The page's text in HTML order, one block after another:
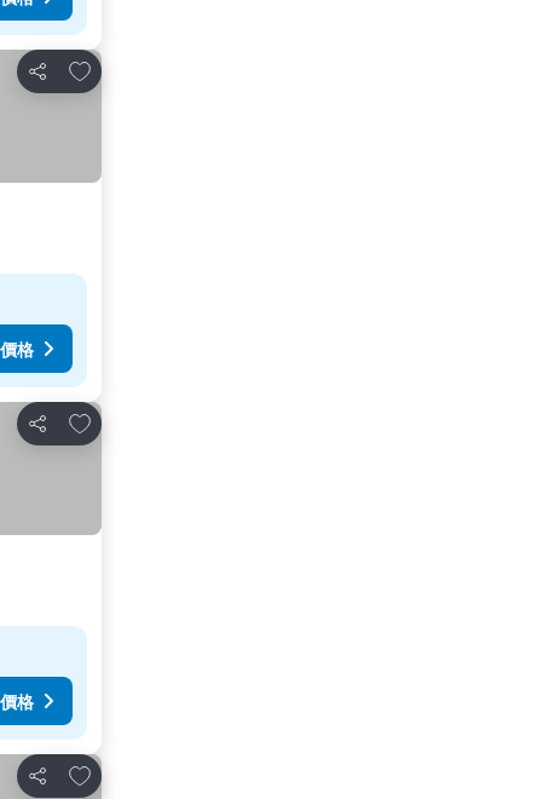
分享
加入我的最愛
格
分享
加入我的最愛
格
分享
加入我的最愛